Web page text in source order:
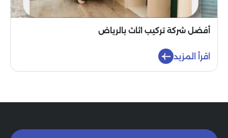
أفضل شركة تركيب اثاث بالرياض
اقرأ المزيد